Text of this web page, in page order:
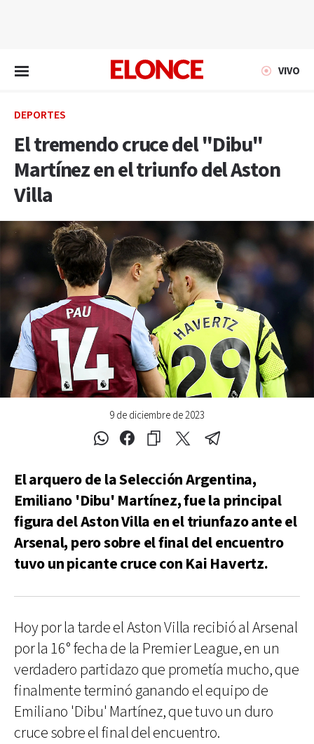
VIVO
DEPORTES
El tremendo cruce del "Dibu"
Martínez en el triunfo del Aston
Villa
9 de diciembre de 2023
El arquero de la Selección Argentina,
Emiliano 'Dibu' Martínez, fue la principal
figura del Aston Villa en el triunfazo ante el
Arsenal, pero sobre el final del encuentro
tuvo un picante cruce con Kai Havertz.
Hoy por la tarde el Aston Villa recibió al Arsenal
por la 16° fecha de la Premier League, en un
verdadero partidazo que prometía mucho, que
finalmente terminó ganando el equipo de
Emiliano 'Dibu' Martínez, que tuvo un duro
cruce sobre el final del encuentro.